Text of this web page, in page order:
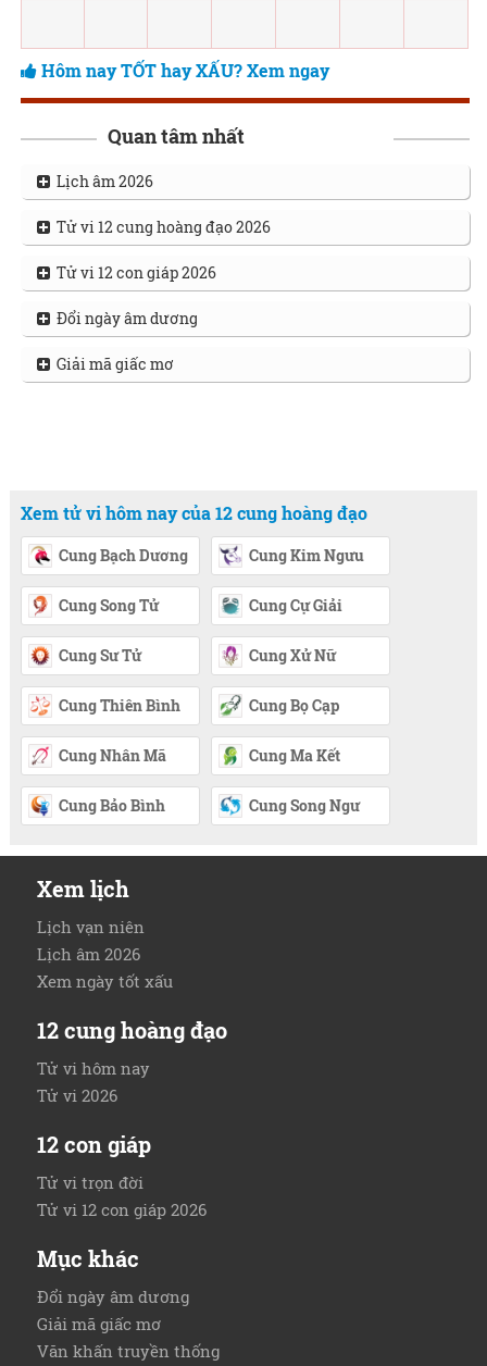
Hôm nay TỐT hay XẤU? Xem ngay
Quan tâm nhất
Lịch âm 2026
Tử vi 12 cung hoàng đạo 2026
Tử vi 12 con giáp 2026
Đổi ngày âm dương
Giải mã giấc mơ
Xem tử vi hôm nay của 12 cung hoàng đạo
Cung Bạch Dương Cung Kim Ngưu
Cung Song Tử Cung Cự Giải
Cung Sư Tử Cung Xử Nữ
Cung Thiên Bình Cung Bọ Cạp
Cung Nhân Mã Cung Ma Kết
Cung Bảo Bình Cung Song Ngư
Xem lịch
Lịch vạn niên
Lịch âm 2026
Xem ngày tốt xấu
12 cung hoàng đạo
Tử vi hôm nay
Tử vi 2026
12 con giáp
Tử vi trọn đời
Tử vi 12 con giáp 2026
Mục khác
Đổi ngày âm dương
Giải mã giấc mơ
Văn khấn truyền thống